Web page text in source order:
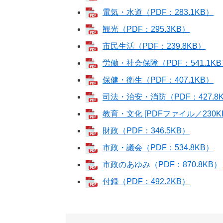
電気・水道（PDF：283.1KB）
観光（PDF：295.3KB）
市民生活（PDF：239.8KB）
労働・社会保障（PDF：541.1KB
保健・衛生（PDF：407.1KB）
司法・治安・消防（PDF：
教育・文化 [PDFファイル／
財政（PDF：346.5KB）
市政・議会（PDF：534.8KB）
市政のあゆみ（PDF：870.8KB）
付録（PDF：492.2KB）